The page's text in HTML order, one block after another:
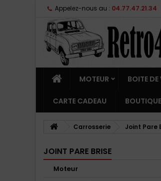
Appelez-nous au : 04.77.47.21.34
MOTEUR BOITE DE
CARTE CADEAU BOUTIQUE
Carrosserie Joint Pare
JOINT PARE BRISE
Moteur